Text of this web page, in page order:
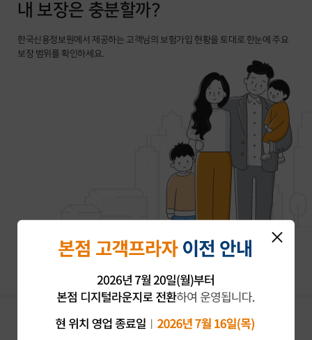
내 보장은 충분할까?
한국신용정보원에서 제공하는 고객님의 보험가입 현황을 토대로 한눈에 주요
보장 범위를 확인하세요.
보장 을 분석해줘
보험플랜